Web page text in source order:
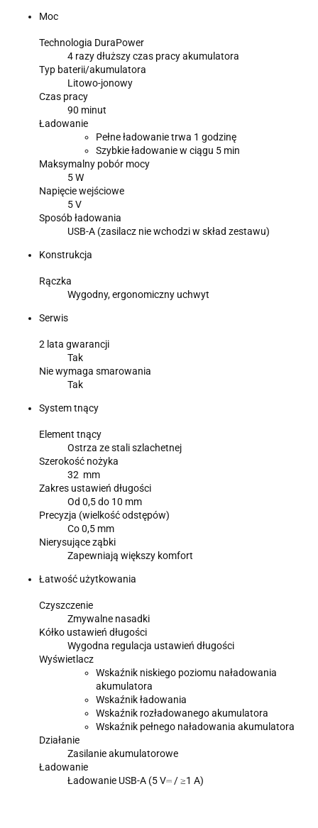
Moc
Technologia DuraPower
4 razy dłuższy czas pracy akumulatora
Typ baterii/akumulatora
Litowo-jonowy
Czas pracy
90 minut
Ładowanie
Pełne ładowanie trwa 1 godzinę
Szybkie ładowanie w ciągu 5 min
Maksymalny pobór mocy
5 W
Napięcie wejściowe
5 V
Sposób ładowania
USB-A (zasilacz nie wchodzi w skład zestawu)
Konstrukcja
Rączka
Wygodny, ergonomiczny uchwyt
Serwis
2 lata gwarancji
Tak
Nie wymaga smarowania
Tak
System tnący
Element tnący
Ostrza ze stali szlachetnej
Szerokość nożyka
32 mm
Zakres ustawień długości
Od 0,5 do 10 mm
Precyzja (wielkość odstępów)
Co 0,5 mm
Nierysujące ząbki
Zapewniają większy komfort
Łatwość użytkowania
Czyszczenie
Zmywalne nasadki
Kółko ustawień długości
Wygodna regulacja ustawień długości
Wyświetlacz
Wskaźnik niskiego poziomu naładowania
akumulatora
Wskaźnik ładowania
Wskaźnik rozładowanego akumulatora
Wskaźnik pełnego naładowania akumulatora
Działanie
Zasilanie akumulatorowe
Ładowanie
Ładowanie USB-A (5 V⎓ / ≥1 A)